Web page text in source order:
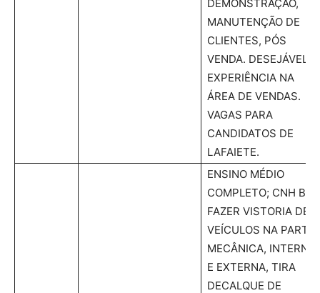
DEMONSTRAÇÃO,
MANUTENÇÃO DE
CLIENTES, PÓS
VENDA. DESEJÁVEL
EXPERIÊNCIA NA
ÁREA DE VENDAS.
VAGAS PARA
CANDIDATOS DE
LAFAIETE.
ENSINO MÉDIO
COMPLETO; CNH B.
FAZER VISTORIA DE
VEÍCULOS NA PARTE
MECÂNICA, INTERNA
E EXTERNA, TIRA
DECALQUE DE